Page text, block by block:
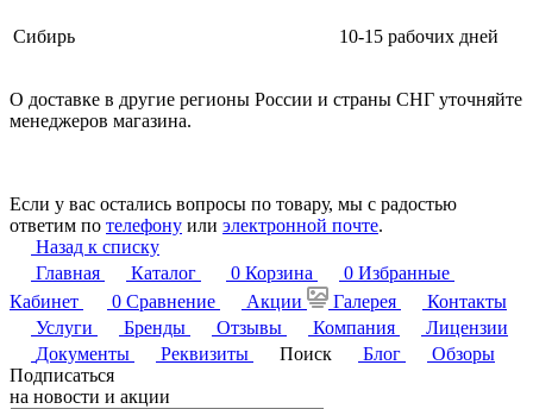
Сибирь 10-15 рабочих дней
О доставке в другие регионы России и страны СНГ уточняйте
менеджеров магазина.
Если у вас остались вопросы по товару, мы с радостью
ответим по телефону или электронной почте.
Назад к списку
Главная
Каталог 0 Корзина 0 Избранные
Кабинет
0 Сравнение Акции Галерея
Контакты
Услуги
Бренды Отзывы Компания
Лицензии
Документы
Реквизиты Поиск Блог
Обзоры
Подписаться
на новости и акции